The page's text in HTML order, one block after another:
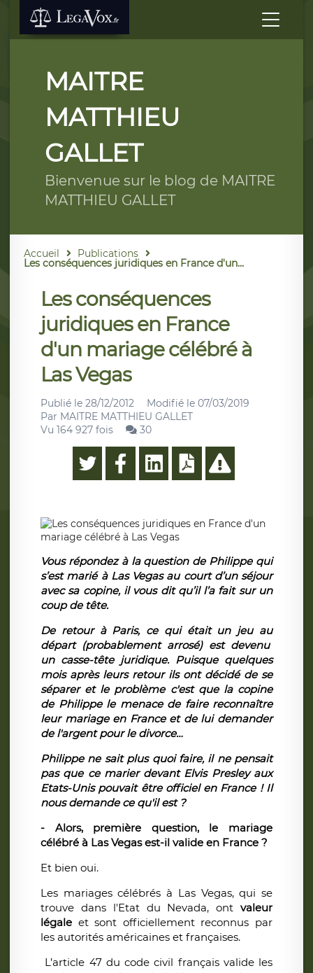
MAITRE
MATTHIEU
GALLET
Bienvenue sur le blog de MAITRE
MATTHIEU GALLET
Accueil Publications
Les conséquences juridiques en France d'un...
Les conséquences
juridiques en France
d'un mariage célébré à
Las Vegas
Publié le 28/12/2012 Modifié le 07/03/2019
Par MAITRE MATTHIEU GALLET
Vu 164 927 fois
30
Vous répondez à la question de Philippe qui
s’est marié à Las Vegas au court d’un séjour
avec sa copine, il vous dit qu’il l’a fait sur un
coup de tête.
De retour à Paris, ce qui était un jeu au
départ (probablement arrosé) est devenu
un casse-tête juridique. Puisque quelques
mois après leurs retour ils ont décidé de se
séparer et le problème c'est que la copine
de Philippe le menace de faire reconnaître
leur mariage en France et de lui demander
de l'argent pour le divorce…
Philippe ne sait plus quoi faire, il ne pensait
pas que ce marier devant Elvis Presley aux
Etats-Unis pouvait être officiel en France ! Il
nous demande ce qu'il est ?
- Alors, première question, le mariage
célébré à Las Vegas est-il valide en France ?
Et bien oui.
Les mariages célébrés à Las Vegas, qui se
trouve dans l'Etat du Nevada, ont valeur
légale et sont officiellement reconnus par
les autorités américaines et françaises.
L’article 47 du code civil français valide les